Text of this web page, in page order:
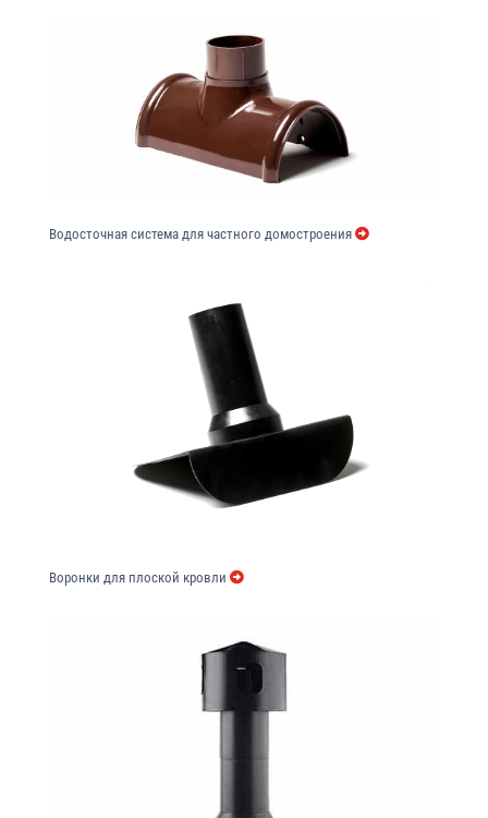
Водосточная система для частного домостроения
Воронки для плоской кровли